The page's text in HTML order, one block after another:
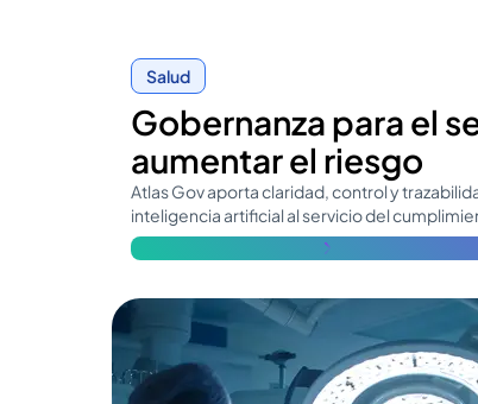
Salud
Gobernanza para el
aumentar el riesgo
Atlas Gov aporta claridad, control y
inteligencia artificial al servicio del
Obtén más información